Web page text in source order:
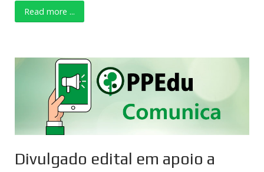
Read more ...
Divulgado edital em apoio a